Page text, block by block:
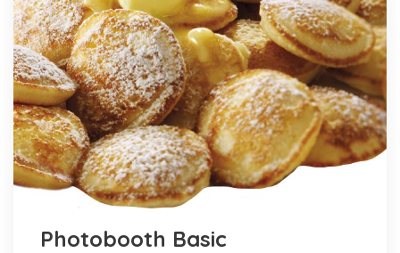
Photobooth Basic